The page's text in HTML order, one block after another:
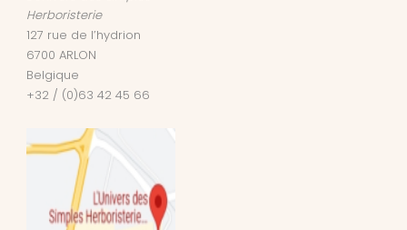
Herboristerie
127 rue de l’hydrion
6700 ARLON
Belgique
+32 / (0)63 42 45 66